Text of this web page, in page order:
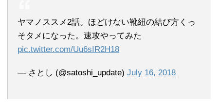
ヤマノススメ2話。ほどけない靴紐の結び方くっ
そタメになった。速攻やってみた
pic.twitter.com/Uu6sIR2H18
— さとし (@satoshi_update) July 16, 2018